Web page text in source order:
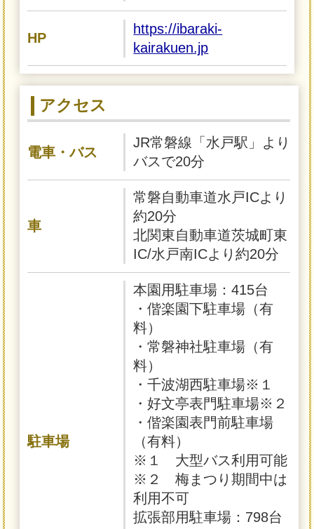
HP
https://ibaraki-
kairakuen.jp
アクセス
電車・バス
JR常磐線「水戸駅」より
バスで20分
車
常磐自動車道水戸ICより
約20分
北関東自動車道茨城町東
IC/水戸南ICより約20分
駐車場
本園用駐車場：415台
・偕楽園下駐車場（有
料）
・常磐神社駐車場（有
料）
・千波湖西駐車場※１
・好文亭表門駐車場※２
・偕楽園表門前駐車場
（有料）
※１ 大型バス利用可能
※２ 梅まつり期間中は
利用不可
拡張部用駐車場：798台